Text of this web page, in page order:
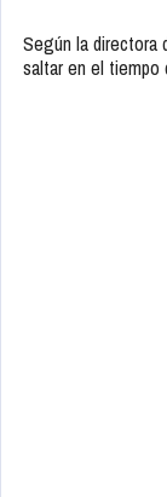
Según la directora
saltar en el tiempo